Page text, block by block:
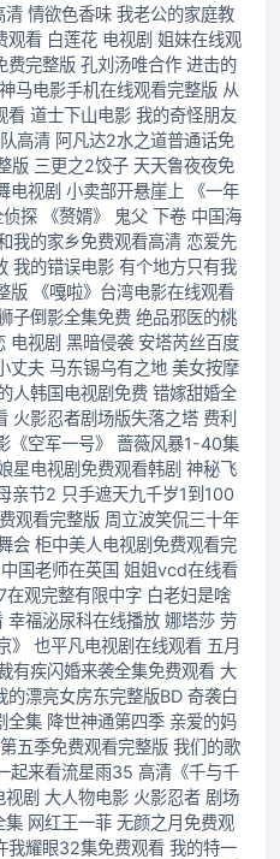
情欲色香味 我老公的家庭教
看 白莲花 电视剧 姐妹在线观
费完整版 孔刘汤唯合作 进击的
马电影手机在线观看完整版 从
道士下山电影 我的奇怪朋友
高清 阿凡达2水之道普通话免
版 三更之2饺子 天天鲁夜夜免
电视剧 小卖部开悬崖上 《一年
探 《赘婿》 鬼父 下卷 中国海
我的家乡免费观看高清 恋爱先
我的错误电影 有个地方只有我
版 《嘎啦》台湾电影在线观看
子倒影全集免费 绝品邪医的桃
电视剧 黑暗侵袭 安塔芮丝百度
丈夫 马东锡乌有之地 美女按摩
人韩国电视剧免费 错嫁甜婚全
火影忍者剧场版失落之塔 费利
《空军一号》 蔷薇风暴1-40集
星电视剧免费观看韩剧 神秘飞
亲节2 只手遮天九千岁1到100
观看完整版 周立波笑侃三十年
会 柜中美人电视剧免费观看完
国老师在英国 姐姐vcd在线看
观完整有限中字 白老妇是啥
幸福泌尿科在线播放 娜塔莎 劳
也平凡电视剧在线观看 五月
有疾闪婚来袭全集免费观看 大
漂亮女房东完整版BD 奇袭白
全集 降世神通第四季 亲爱的妈
五季免费观看完整版 我们的歌
起来看流星雨35 高清《千与千
剧 大人物电影 火影忍者 剧场
网红王一菲 无颜之月免费观
我耀眼32集免费观看 我的特一